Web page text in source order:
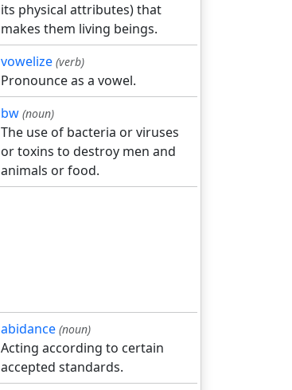
its physical attributes) that
makes them living beings.
vowelize (verb)
Pronounce as a vowel.
bw (noun)
The use of bacteria or viruses
or toxins to destroy men and
animals or food.
abidance (noun)
Acting according to certain
accepted standards.